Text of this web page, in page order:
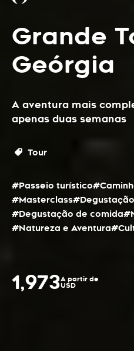
Grande
Geórgia
A aventura mais
apenas duas semanas
Tour
#Passeio turístico
#Masterclass
#Degustação de comida
#Natureza e Aventura
1,973A partir de
USD